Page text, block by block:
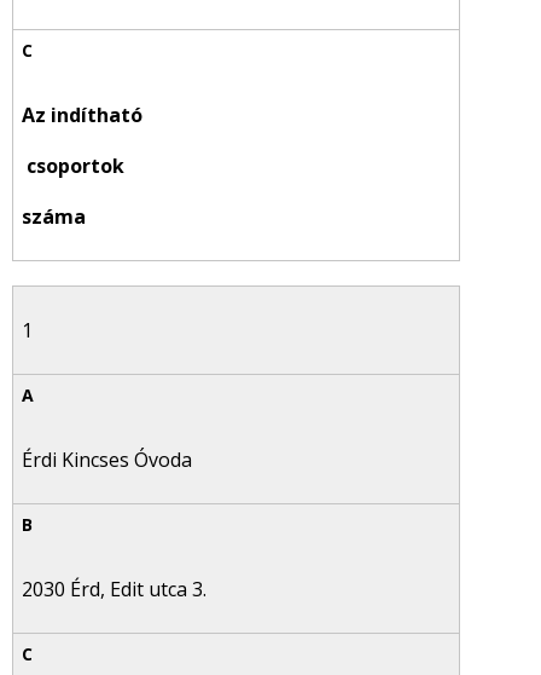
Az indítható
csoportok
száma
1
Érdi Kincses Óvoda
2030 Érd, Edit utca 3.